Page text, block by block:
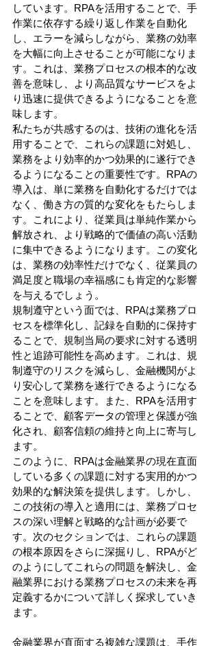
しています。RPAを活用することで、手
作業に依存する繰り返し作業を自動化
し、エラーを減らしながら、業務の効率
を大幅に向上させることが可能になりま
す。これは、業務プロセスの根本的な改
善を意味し、より高品質なサービスをよ
り迅速に提供できるようになることを意
味します。
私たちが共感するのは、技術の進化を活
用することで、これらの課題に対処し、
業務をより効率的かつ効果的に遂行でき
るようになることの重要性です。RPAの
導入は、単に業務を自動化するだけでは
なく、働き方の質的な変化をもたらしま
す。これにより、従業員は単純作業から
解放され、より戦略的で価値の高い活動
に集中できるようになります。この変化
は、業務の効率性だけでなく、従業員の
満足度と職場の幸福感にも肯定的な影響
を与えるでしょう。
規制遵守という面では、RPAは業務プロ
セスを標準化し、記録を自動的に保持す
ることで、規制当局の要求に対する透明
性と追跡可能性を高めます。これは、規
制遵守のリスクを減らし、金融機関がよ
り安心して業務を遂行できるようになる
ことを意味します。また、RPAを活用す
ることで、顧客データの管理と保護が強
化され、顧客信頼の維持と向上に寄与し
ます。
このように、RPAは金融業界の現在直面
している多くの課題に対する実用的かつ
効果的な解決策を提供します。しかし、
この技術の導入と適用には、業務プロセ
スの深い理解と戦略的な計画が必要で
す。次のセクションでは、これらの課題
の根本原因をさらに深掘りし、RPAがど
のようにしてこれらの問題を解決し、金
融業界における業務プロセスの未来を再
定義するかについて詳しく探求していき
ます。
金融業界が直面する複雑な課題は、手作